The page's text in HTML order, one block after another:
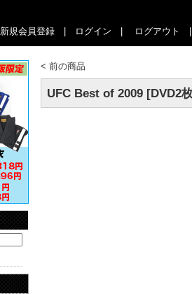
新規会員登録 ログイン ログアウト
< 前の商品
UFC Best of 2009 [DVD2